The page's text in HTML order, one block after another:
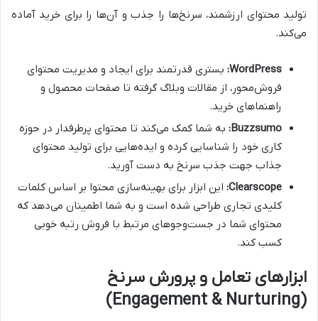
تولید محتوای ارزشمند، سرنخ‌ها را جذب و آن‌ها را برای خرید آماده
می‌کند.
WordPress: بستری قدرتمند برای ایجاد و مدیریت محتوای
فروش‌محور، از مقالات وبلاگ گرفته تا صفحات محصول و
راهنماهای خرید.
Buzzsumo: به شما کمک می‌کند تا محتوای پرطرفدار در حوزه
کاری خود را شناسایی کرده و ایده‌هایی برای تولید محتوای
جذاب جهت جذب سرنخ به دست آورید.
Clearscope: این ابزار برای بهینه‌سازی محتوا بر اساس کلمات
کلیدی تجاری طراحی شده است و به شما اطمینان می‌دهد که
محتوای شما در جست‌وجوهای مرتبط با فروش رتبه خوبی
کسب کند.
ابزارهای تعامل و پرورش سرنخ
(Engagement & Nurturing)